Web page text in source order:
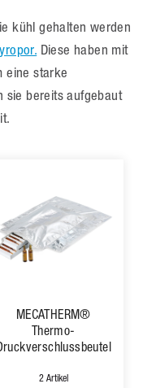
kühl gehalten werden
Diese haben mit
eine starke
sie bereits aufgebaut
MECATHERM®
Thermo-
2 Artikel